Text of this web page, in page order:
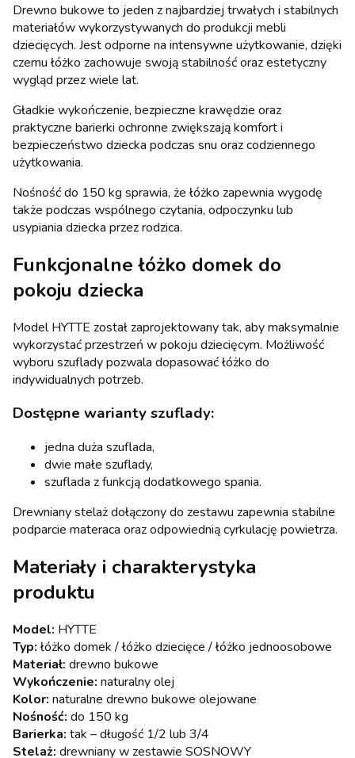
Drewno bukowe to jeden z najbardziej trwałych i stabilnych
materiałów wykorzystywanych do produkcji mebli
dziecięcych. Jest odporne na intensywne użytkowanie, dzięki
czemu łóżko zachowuje swoją stabilność oraz estetyczny
wygląd przez wiele lat.
Gładkie wykończenie, bezpieczne krawędzie oraz
praktyczne barierki ochronne zwiększają komfort i
bezpieczeństwo dziecka podczas snu oraz codziennego
użytkowania.
Nośność do 150 kg sprawia, że łóżko zapewnia wygodę
także podczas wspólnego czytania, odpoczynku lub
usypiania dziecka przez rodzica.
Funkcjonalne łóżko domek do
pokoju dziecka
Model HYTTE został zaprojektowany tak, aby maksymalnie
wykorzystać przestrzeń w pokoju dziecięcym. Możliwość
wyboru szuflady pozwala dopasować łóżko do
indywidualnych potrzeb.
Dostępne warianty szuflady:
jedna duża szuflada,
dwie małe szuflady,
szuflada z funkcją dodatkowego spania.
Drewniany stelaż dołączony do zestawu zapewnia stabilne
podparcie materaca oraz odpowiednią cyrkulację powietrza.
Materiały i charakterystyka
produktu
Model: HYTTE
Typ:łóżko domek / łóżko dziecięce / łóżko jednoosobowe
Materiał: drewno bukowe
Wykończenie: naturalny olej
Kolor: naturalne drewno bukowe olejowane
Nośność: do 150 kg
Barierka: tak – długość 1/2 lub 3/4
Stelaż: drewniany w zestawie SOSNOWY